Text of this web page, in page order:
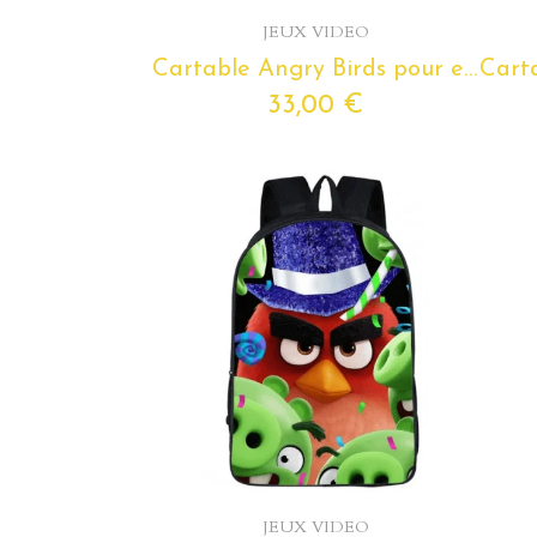
Aperçu rapide
JEUX VIDEO
Cartable Angry Birds pour enfants de maternelle
33,00 €
Aperçu rapide
JEUX VIDEO